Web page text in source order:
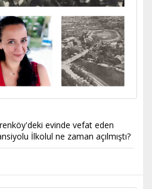
evinde vefat eden
İlkolul ne zaman açılmıştı?